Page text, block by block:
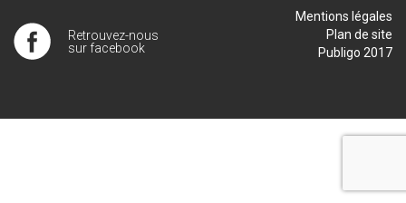
Retrouvez-nous
sur facebook
Mentions légales
Plan de site
Publigo 2017